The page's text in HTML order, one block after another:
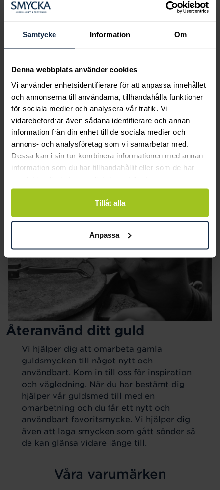
Samtycke Information Om
Denna webbplats använder cookies
Vi använder enhetsidentifierare för att anpassa innehållet
och annonserna till användarna, tillhandahålla funktioner
för sociala medier och analysera vår trafik. Vi
vidarebefordrar även sådana identifierare och annan
information från din enhet till de sociala medier och
annons- och analysföretag som vi samarbetar med.
Dessa kan i sin tur kombinera informationen med annan
information som du har tillhandahållit eller som de har
Tillåt alla
Anpassa
drömring för varje tillfälle i livet. Bokar du
perfekt för just din stil och smak.
Återanvänd ditt guld
Vi hjälper dig att omarbeta gamla
guldsmycken till något nytt och
användbart. Kom in till oss för inspiration
och vägledning. När du har bestämt dig
hjälper vår guldsmed till med en
omarbetning och du får ett nytt och
användbart favoritsmycke. Vi hjälper dig
även att laga smycken som gått sönder så
de kan glänsa vidare länge till.
Våra varumärken